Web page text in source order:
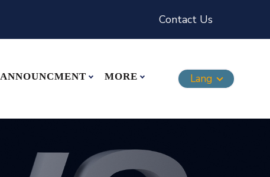
Contact Us
ANNOUNCMENT MORE Lang